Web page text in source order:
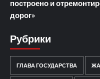
построено и
дорог»
Рубрики
ГЛАВА ГОСУДАРСТВА